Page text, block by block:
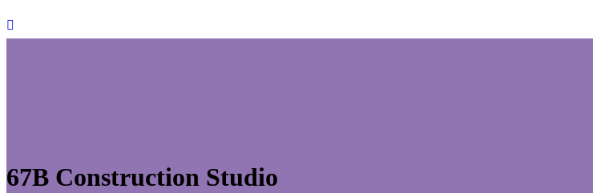
67B Construction Studio